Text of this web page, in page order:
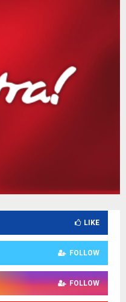
LIKE
FOLLOW
FOLLOW